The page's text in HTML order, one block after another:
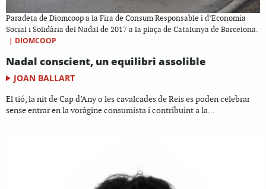
Paradeta de Diomcoop a la Fira de Consum Responsable i d’Economia
Social i Solidària del Nadal de 2017 a la plaça de Catalunya de Barcelona.
| DIOMCOOP
Nadal conscient, un equilibri assolible
JOAN BALLART
El tió, la nit de Cap d’Any o les cavalcades de Reis es poden celebrar
sense entrar en la voràgine consumista i contribuint a la...